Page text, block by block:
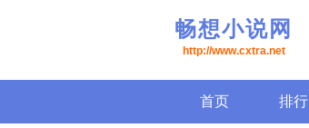
畅想小说网
http://www.cxtra.net
首页 排行